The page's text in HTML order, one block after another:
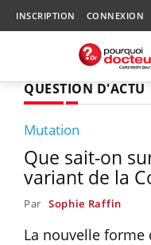
INSCRIPTION CONNEXION
QUESTION D'ACTU
Mutation
Que sait-on
variant de la
Par Sophie Raffin
La nouvelle forme